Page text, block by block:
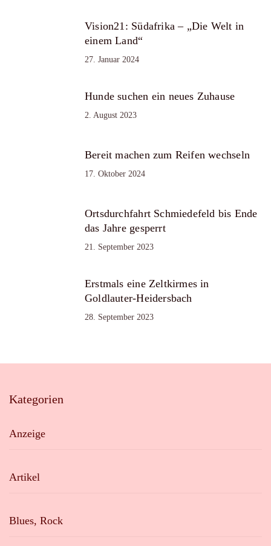
Vision21: Südafrika – „Die Welt in
einem Land“
27. Januar 2024
Hunde suchen ein neues Zuhause
2. August 2023
Bereit machen zum Reifen wechseln
17. Oktober 2024
Ortsdurchfahrt Schmiedefeld bis Ende
das Jahre gesperrt
21. September 2023
Erstmals eine Zeltkirmes in
Goldlauter-Heidersbach
28. September 2023
Kategorien
Anzeige
Artikel
Blues, Rock